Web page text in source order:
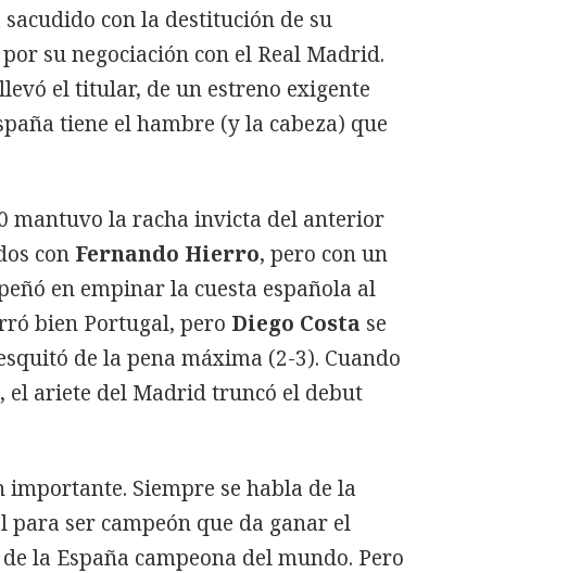
con la destitución de su
por su negociación con el Real Madrid.
el titular, de un estreno exigente
tiene el hambre (y la cabeza) que
mantuvo la racha invicta del anterior
con Fernando Hierro, pero con un
en empinar la cuesta española al
bien Portugal, pero Diego Costa se
de la pena máxima (2-3). Cuando
el ariete del Madrid truncó el debut
Siempre se habla de la
ser campeón que da ganar el
la España campeona del mundo. Pero